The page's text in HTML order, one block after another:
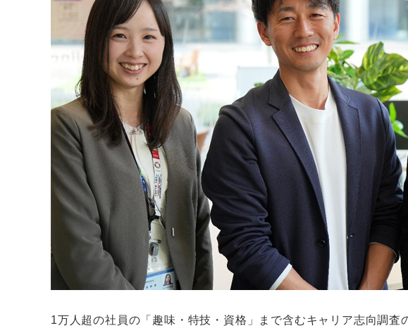
1万人超の社員の「趣味・特技・資格」まで含むキャリア志向調査